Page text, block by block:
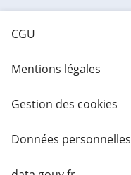
CGU
Mentions légales
Gestion des cookies
Données personnelles